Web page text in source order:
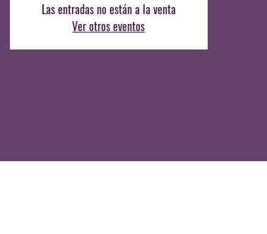
Las entradas no están a la venta
Ver otros eventos